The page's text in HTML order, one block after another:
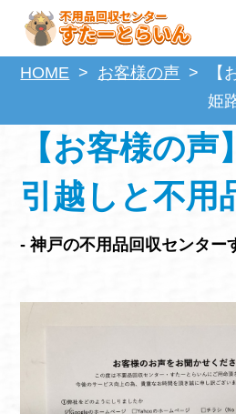
HOME お客様の声
【
姫
【お客様の
引越しと不用
- 神戸の不用品回収センター